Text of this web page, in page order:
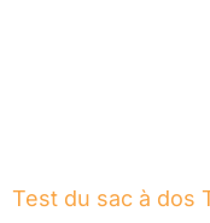
Test du sac à dos